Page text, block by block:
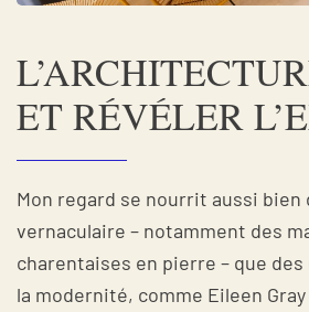
ET RÉVÉLER
Mon regard se nourrit aussi bien
vernaculaire – notamment des
charentaises en pierre – que
la modernité, comme Eileen